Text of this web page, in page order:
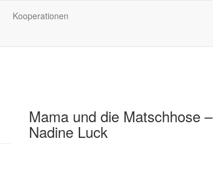
Kooperationen
Mama und die Matschhose –
Nadine Luck